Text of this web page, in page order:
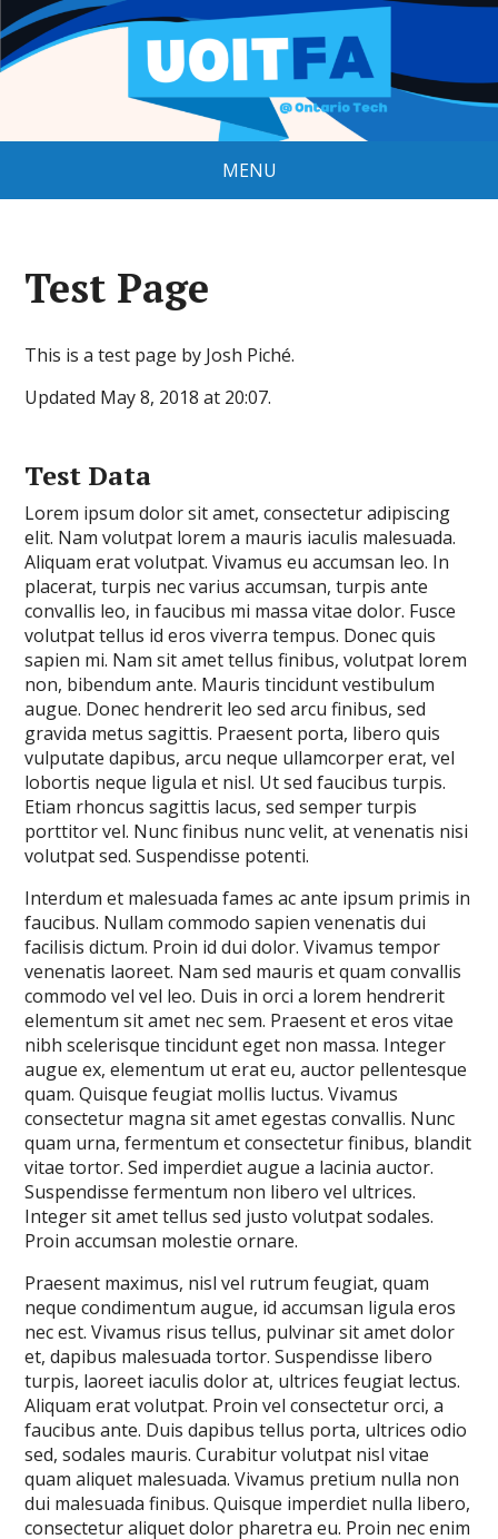
MENU
Test Page
This is a test page by Josh Piché.
Updated May 8, 2018 at 20:07.
Test Data
Lorem ipsum dolor sit amet, consectetur adipiscing
elit. Nam volutpat lorem a mauris iaculis malesuada.
Aliquam erat volutpat. Vivamus eu accumsan leo. In
placerat, turpis nec varius accumsan, turpis ante
convallis leo, in faucibus mi massa vitae dolor. Fusce
volutpat tellus id eros viverra tempus. Donec quis
sapien mi. Nam sit amet tellus finibus, volutpat lorem
non, bibendum ante. Mauris tincidunt vestibulum
augue. Donec hendrerit leo sed arcu finibus, sed
gravida metus sagittis. Praesent porta, libero quis
vulputate dapibus, arcu neque ullamcorper erat, vel
lobortis neque ligula et nisl. Ut sed faucibus turpis.
Etiam rhoncus sagittis lacus, sed semper turpis
porttitor vel. Nunc finibus nunc velit, at venenatis nisi
volutpat sed. Suspendisse potenti.
Interdum et malesuada fames ac ante ipsum primis in
faucibus. Nullam commodo sapien venenatis dui
facilisis dictum. Proin id dui dolor. Vivamus tempor
venenatis laoreet. Nam sed mauris et quam convallis
commodo vel vel leo. Duis in orci a lorem hendrerit
elementum sit amet nec sem. Praesent et eros vitae
nibh scelerisque tincidunt eget non massa. Integer
augue ex, elementum ut erat eu, auctor pellentesque
quam. Quisque feugiat mollis luctus. Vivamus
consectetur magna sit amet egestas convallis. Nunc
quam urna, fermentum et consectetur finibus, blandit
vitae tortor. Sed imperdiet augue a lacinia auctor.
Suspendisse fermentum non libero vel ultrices.
Integer sit amet tellus sed justo volutpat sodales.
Proin accumsan molestie ornare.
Praesent maximus, nisl vel rutrum feugiat, quam
neque condimentum augue, id accumsan ligula eros
nec est. Vivamus risus tellus, pulvinar sit amet dolor
et, dapibus malesuada tortor. Suspendisse libero
turpis, laoreet iaculis dolor at, ultrices feugiat lectus.
Aliquam erat volutpat. Proin vel consectetur orci, a
faucibus ante. Duis dapibus tellus porta, ultrices odio
sed, sodales mauris. Curabitur volutpat nisl vitae
quam aliquet malesuada. Vivamus pretium nulla non
dui malesuada finibus. Quisque imperdiet nulla libero,
consectetur aliquet dolor pharetra eu. Proin nec enim